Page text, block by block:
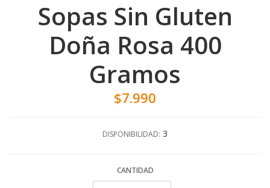
Sopas Sin Gluten
Doña Rosa 400
Gramos
$7.990
DISPONIBILIDAD: 3
CANTIDAD